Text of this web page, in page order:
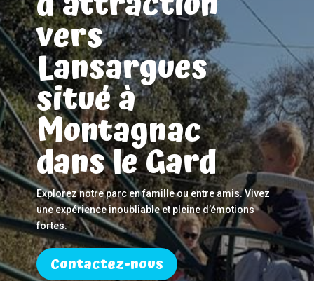
vers
Lansargues
situé à
Montagnac
dans le Gard
Explorez notre parc en famille ou entre amis. Vivez
une expérience inoubliable et pleine d’émotions
fortes.
Contactez-nous